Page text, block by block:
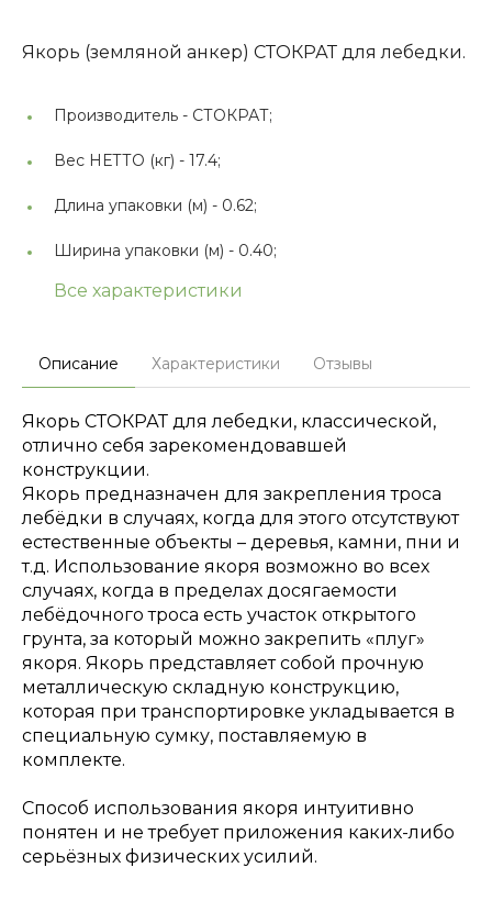
Якорь (земляной анкер) СТОКРАТ для лебедки.
Производитель - СТОКРАТ;
Вес НЕТТО (кг) - 17.4;
Длина упаковки (м) - 0.62;
Ширина упаковки (м) - 0.40;
Все характеристики
Описание Характеристики Отзывы
Якорь СТОКРАТ для лебедки, классической,
отлично себя зарекомендовавшей
конструкции.
Якорь предназначен для закрепления троса
лебёдки в случаях, когда для этого отсутствуют
естественные объекты – деревья, камни, пни и
т.д. Использование якоря возможно во всех
случаях, когда в пределах досягаемости
лебёдочного троса есть участок открытого
грунта, за который можно закрепить «плуг»
якоря. Якорь представляет собой прочную
металлическую складную конструкцию,
которая при транспортировке укладывается в
специальную сумку, поставляемую в
комплекте.
Способ использования якоря интуитивно
понятен и не требует приложения каких-либо
серьёзных физических усилий.